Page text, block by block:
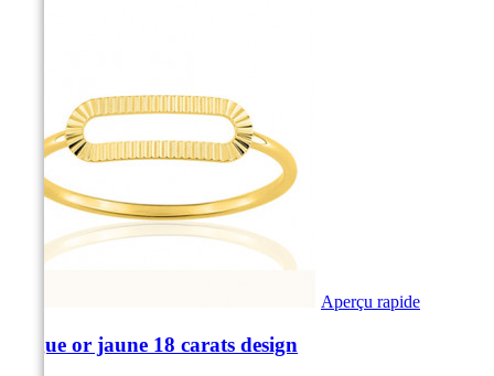
Aperçu rapide
Bague or jaune 18 carats design